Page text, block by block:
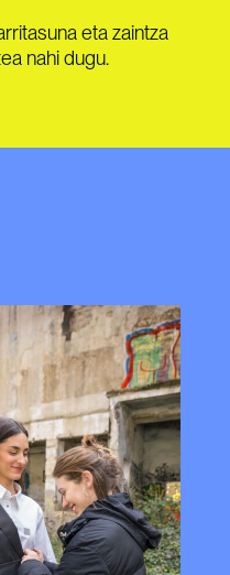
eta zaintza
nahi dugu.